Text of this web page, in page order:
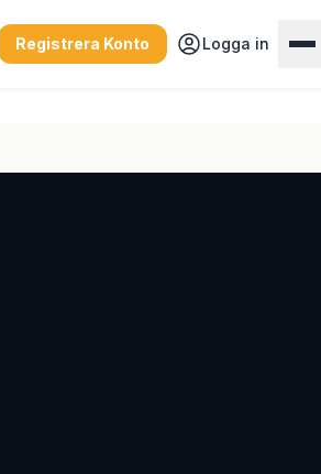
Registrera Konto Logga in